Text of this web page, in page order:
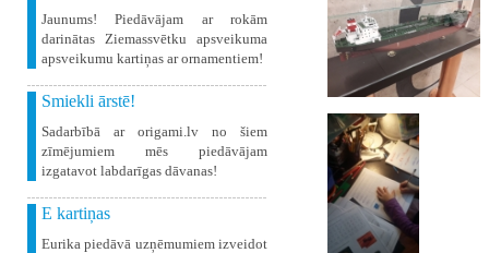
Jaunums! Piedāvājam ar rokām
darinātas Ziemassvētku apsveikuma
apsveikumu kartiņas ar ornamentiem!
Smiekli ārstē!
Sadarbībā ar origami.lv no šiem
zīmējumiem mēs piedāvājam
izgatavot labdarīgas dāvanas!
E kartiņas
Eurika piedāvā uzņēmumiem izveidot